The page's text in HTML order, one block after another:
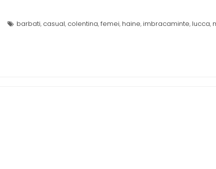
barbati, casual, colentina,femei, haine, imbracaminte, lucca,